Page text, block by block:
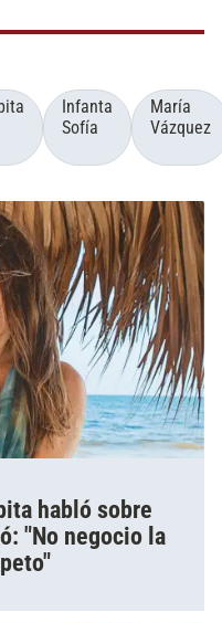
Infanta
Sofía
María
Vázquez
habló sobre
"No negocio la